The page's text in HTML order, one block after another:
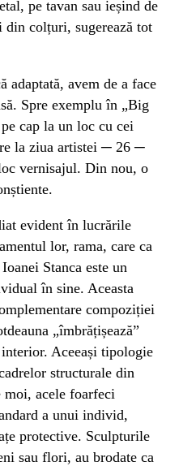
pe tavan sau ieșind de
din colțuri, sugerează tot
adaptată, avem de a face
Spre exemplu în „Big
cap la un loc cu cei
la ziua artistei ─ 26 ─
vernisajul. Din nou, o
evident în lucrările
lor, rama, care ca
Stanca este un
în sine. Aceasta
compoziției
„îmbrățișează”
Aceeași tipologie
structurale din
moi, acele foarfeci
a unui individ,
protective. Sculpturile
sau flori, au brodate ca